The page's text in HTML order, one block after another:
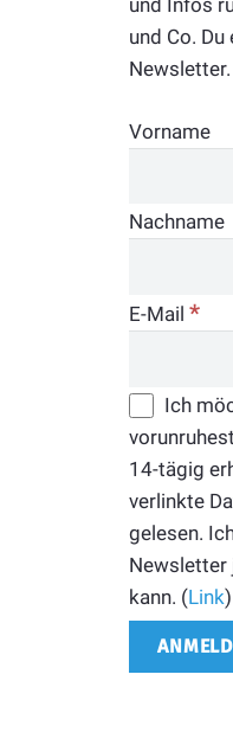
und Infos
und Co.
Newsletter.
Vorname
Nachname
E-Mail*
Ich
14-tägig
verlinkte
gelesen.
Newsletter
kann. (Link)